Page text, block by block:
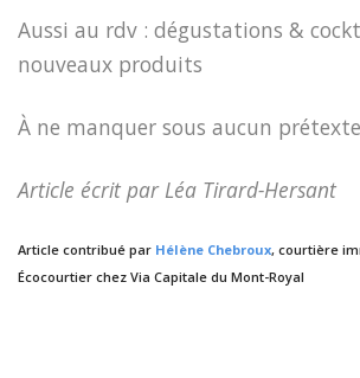
Aussi au rdv : dégustations &
nouveaux produits
À ne manquer sous aucun prétexte
Article écrit par Léa Tirard-Hersant
Article contribué par Hélène Chebroux, courtière
Écocourtier chez Via Capitale du Mont-Royal